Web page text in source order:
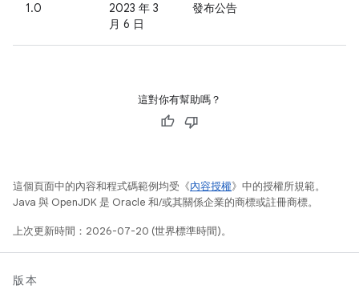
1.0
2023 年 3
月 6 日
發布公告
這對你有幫助嗎？
這個頁面中的內容和程式碼範例均受《內容授權》中的授權所規範。
Java 與 OpenJDK 是 Oracle 和/或其關係企業的商標或註冊商標。
上次更新時間：2026-07-20 (世界標準時間)。
版本